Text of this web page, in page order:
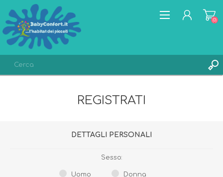
(0)
REGISTRATI
DETTAGLI PERSONALI
Sesso:
Uomo Donna